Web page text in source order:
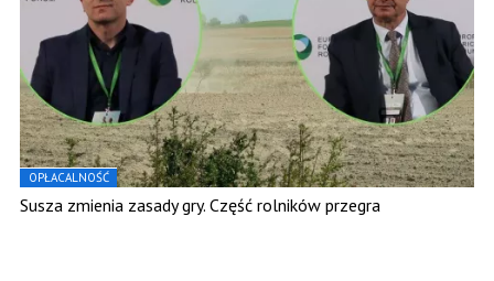
OPŁACALNOŚĆ
Susza zmienia zasady gry. Część rolników przegra